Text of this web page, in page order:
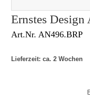
Ernstes
Art.Nr. AN496.BRP
Lieferzeit: ca. 2 Wochen